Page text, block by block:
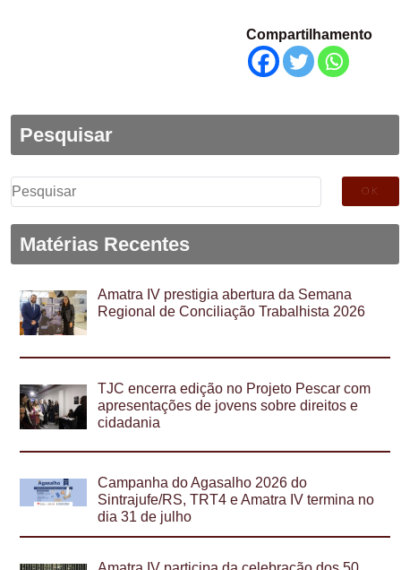
Compartilhamento
Pesquisar
Pesquisar
por:
Matérias Recentes
Amatra IV prestigia abertura da Semana
Regional de Conciliação Trabalhista 2026
TJC encerra edição no Projeto Pescar com
apresentações de jovens sobre direitos e
cidadania
Campanha do Agasalho 2026 do
Sintrajufe/RS, TRT4 e Amatra IV termina no
dia 31 de julho